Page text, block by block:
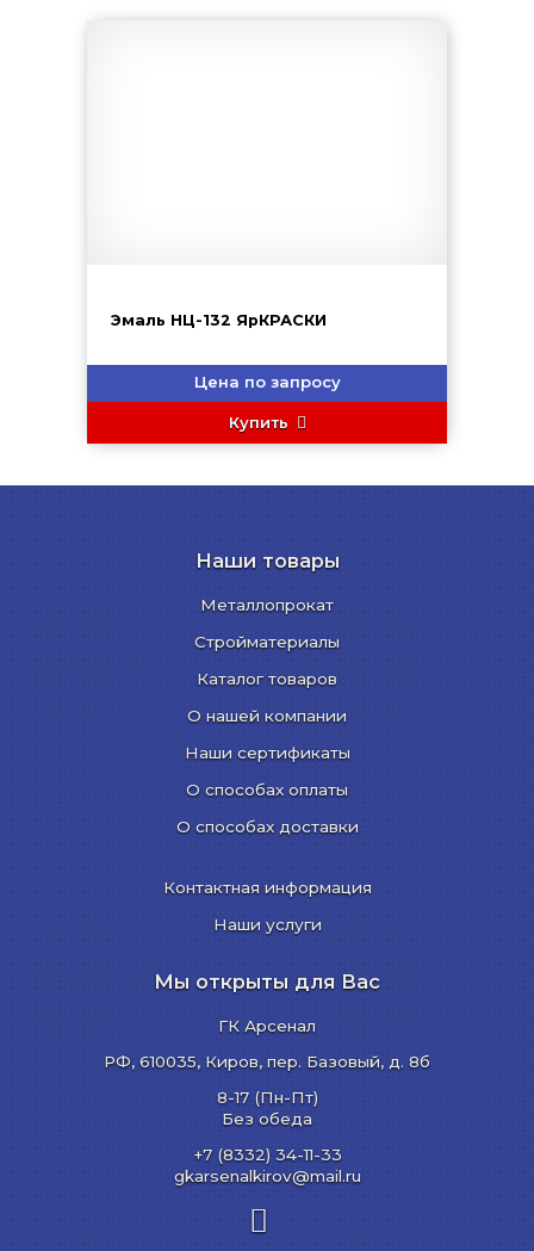
Эмаль НЦ-132 ЯрКРАСКИ
Цена по запросу
Купить
Наши товары
Металлопрокат
Стройматериалы
Каталог товаров
О нашей компании
Наши сертификаты
О способах оплаты
О способах доставки
Контактная информация
Наши услуги
Мы открыты для Вас
ГК Арсенал
РФ, 610035, Киров, пер. Базовый, д. 8б
8-17 (Пн-Пт)
Без обеда
+7 (8332) 34-11-33
gkarsenalkirov@mail.ru